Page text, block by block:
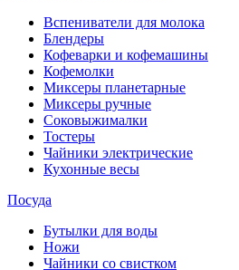
Вспениватели для молока
Блендеры
Кофеварки и кофемашины
Кофемолки
Миксеры планетарные
Миксеры ручные
Соковыжималки
Тостеры
Чайники электрические
Кухонные весы
Посуда
Бутылки для воды
Ножи
Чайники со свистком